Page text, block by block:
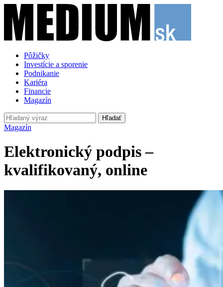
Pôžičky
Investície a sporenie
Podnikanie
Kariéra
Financie
Magazín
Hľadať
Magazín
Elektronický podpis –
kvalifikovaný, online